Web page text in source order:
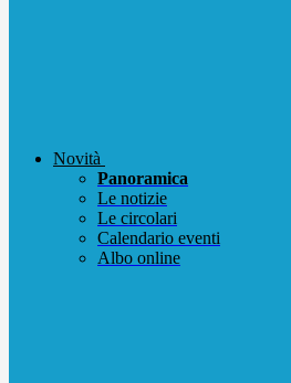
Novità
Panoramica
Le notizie
Le circolari
Calendario eventi
Albo online